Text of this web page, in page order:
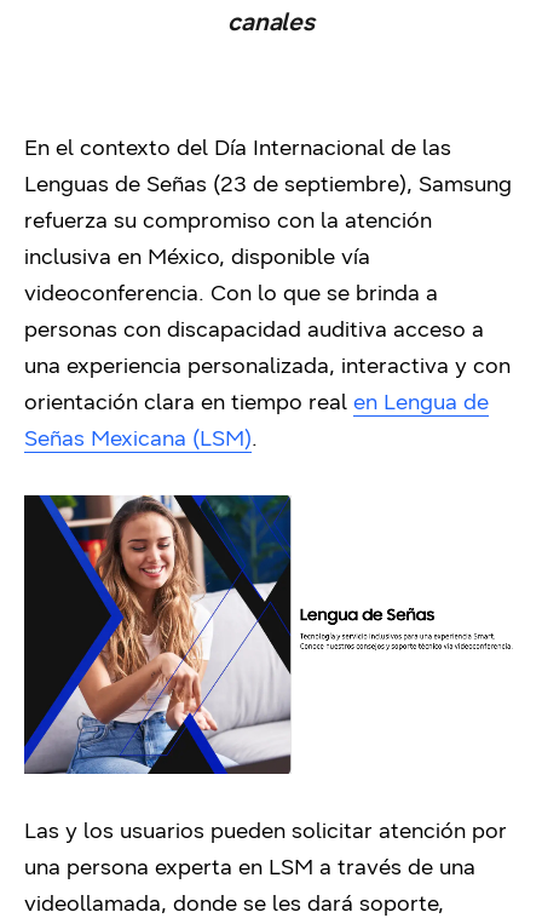
canales
En el contexto del Día Internacional de las
Lenguas de Señas (23 de septiembre), Samsung
refuerza su compromiso con la atención
inclusiva en México, disponible vía
videoconferencia. Con lo que se brinda a
personas con discapacidad auditiva acceso a
una experiencia personalizada, interactiva y con
orientación clara en tiempo real en Lengua de
Señas Mexicana (LSM).
Las y los usuarios pueden solicitar atención por
una persona experta en LSM a través de una
videollamada, donde se les dará soporte,